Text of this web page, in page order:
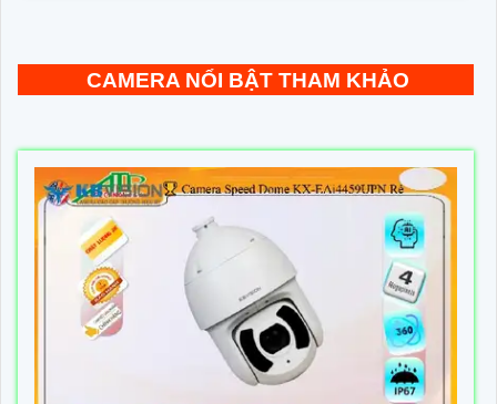
CAMERA NỔI BẬT THAM KHẢO